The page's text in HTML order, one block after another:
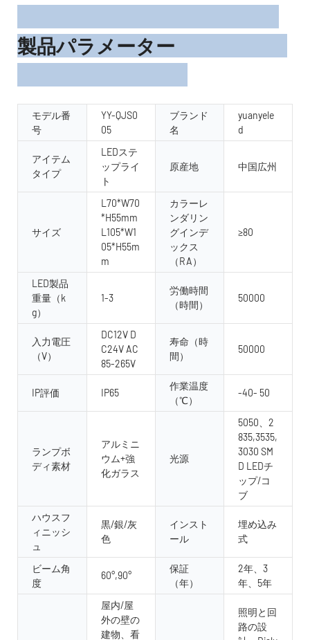
製品パラメーター
モデル番
号
YY-QJS0
05
ブランド
名
yuanyele
d
アイテム
タイプ
LEDステ
ップライ
ト
原産地 中国広州
サイズ
L70*W70
*H55mm
L105*W1
05*H55m
m
カラーレ
ンダリン
グインデ
ックス
（RA）
≥80
LED製品
重量（k
g）
1-3
労働時間
（時間）
50000
入力電圧
（V）
DC12V D
C24V AC
85-265V
寿命（時
間）
50000
IP評価 IP65
作業温度
（℃）
-40- 50
ランプボ
ディ素材
アルミニ
ウム+強
化ガラス
光源
5050、2
835,3535,
3030 SM
D LEDチ
ップ/コ
ブ
ハウスフ
ィニッシ
ュ
黒/銀/灰
色
インスト
ール
埋め込み
式
ビーム角
度
60°,90°
保証
（年）
2年、3
年、5年
屋内/屋
外の壁の
建物、看
照明と回
路の設